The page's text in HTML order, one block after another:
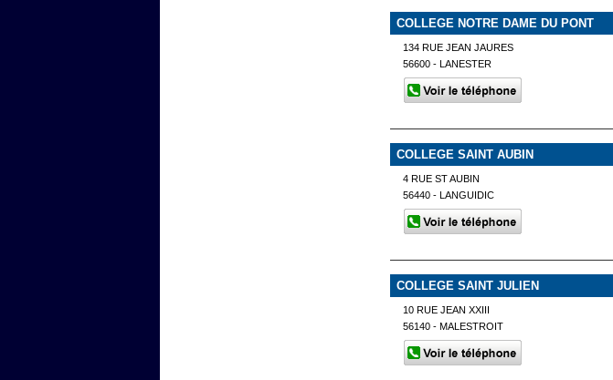
COLLEGE NOTRE DAME DU PONT
134 RUE JEAN JAURES
56600 - LANESTER
COLLEGE SAINT AUBIN
4 RUE ST AUBIN
56440 - LANGUIDIC
COLLEGE SAINT JULIEN
10 RUE JEAN XXIII
56140 - MALESTROIT